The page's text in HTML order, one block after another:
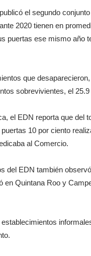
el segundo
2020 tienen en
puertas ese mismo año
que
sobrevivientes, el
el EDN reporta que del
10 por ciento
al Comercio.
del EDN también
en Quintana Roo y